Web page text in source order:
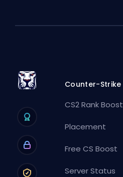
Counter-Strike
CS2 Rank Boost
Placement
Free CS Boost
Server Status